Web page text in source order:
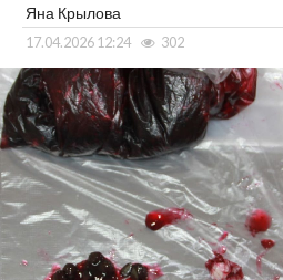
Яна Крылова
17.04.2026 12:24 302